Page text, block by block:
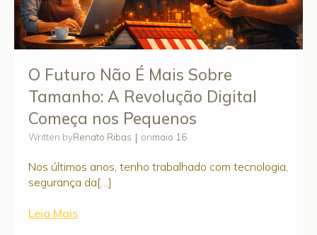
O Futuro Não É Mais Sobre
Tamanho: A Revolução Digital
Começa nos Pequenos
Written byRenato Ribas | onmaio 16
Nos últimos anos, tenho trabalhado com tecnologia,
segurança da[…]
Leia Mais